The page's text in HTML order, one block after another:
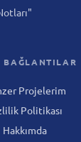
BAĞLANTILAR
Projelerim
Politikası
Hakkımda